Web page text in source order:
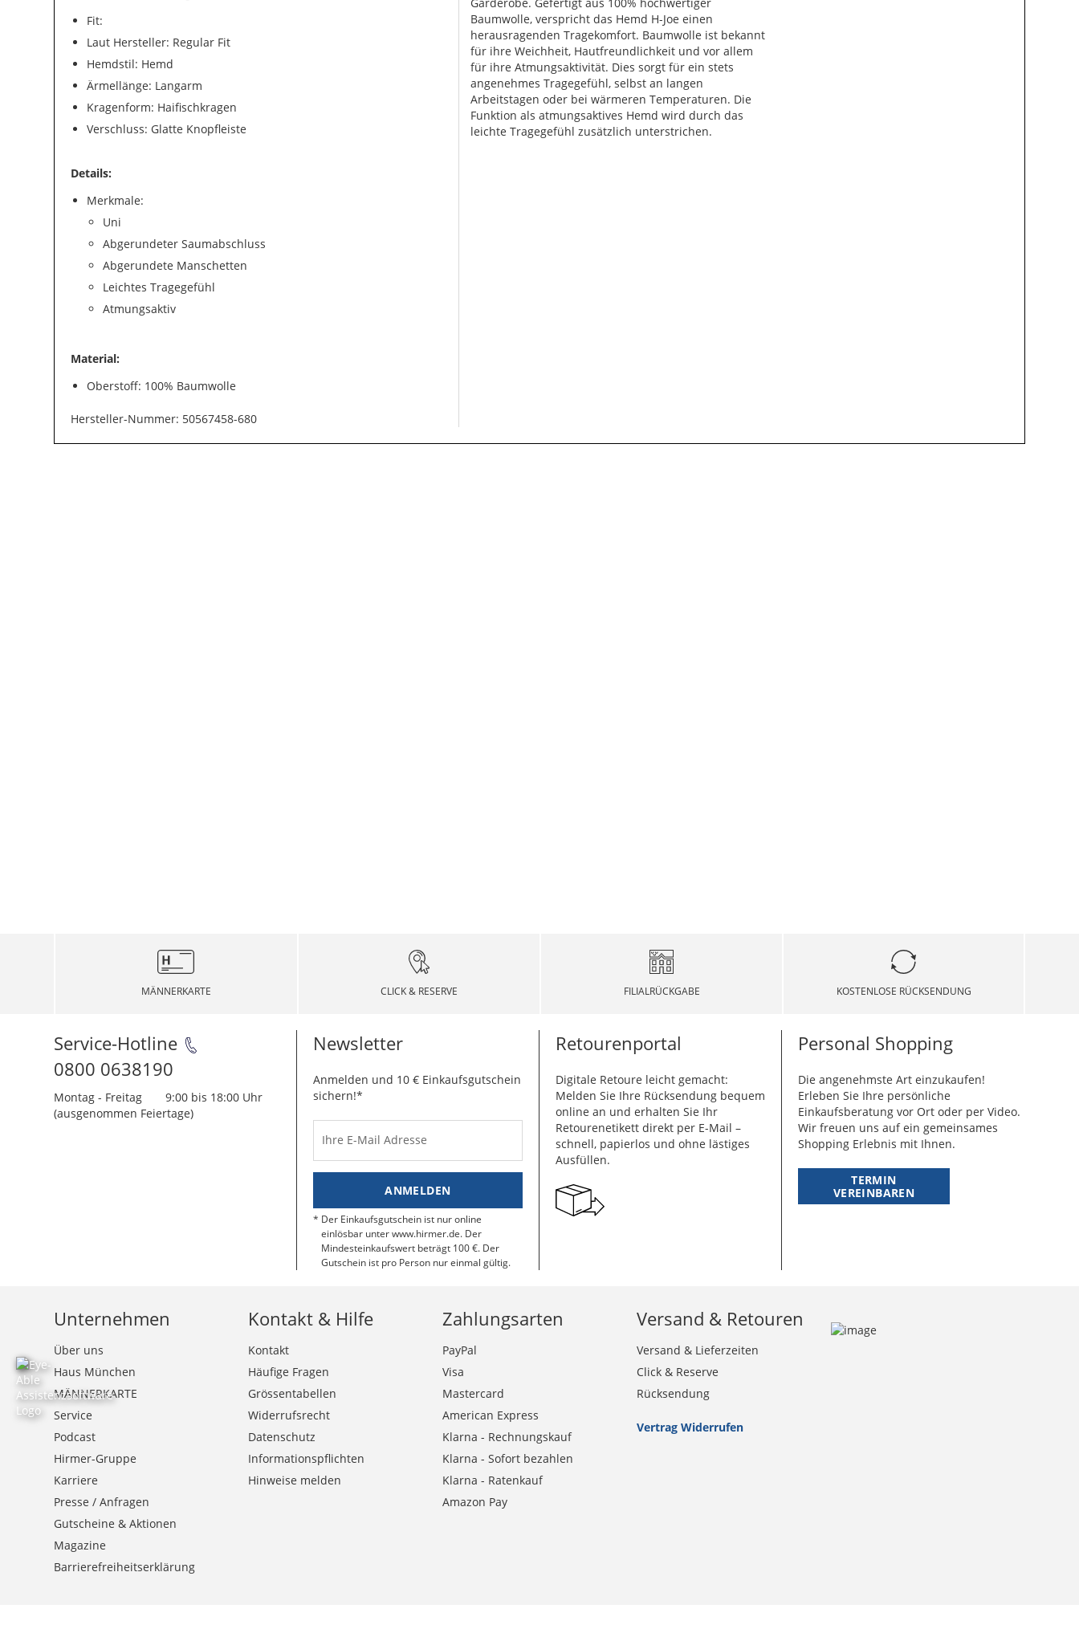
Fit:
Laut Hersteller: Regular Fit
Hemdstil: Hemd
Ärmellänge: Langarm
Kragenform: Haifischkragen
Verschluss: Glatte Knopfleiste
Details:
Merkmale:
Uni
Abgerundeter Saumabschluss
Abgerundete Manschetten
Leichtes Tragegefühl
Atmungsaktiv
Material:
Oberstoff: 100% Baumwolle
Hersteller-Nummer: 50567458-680
Baumwolle, verspricht das Hemd H-Joe einen
herausragenden Tragekomfort. Baumwolle ist bekannt
für ihre Weichheit, Hautfreundlichkeit und vor allem
für ihre Atmungsaktivität. Dies sorgt für ein stets
angenehmes Tragegefühl, selbst an langen
Arbeitstagen oder bei wärmeren Temperaturen. Die
Funktion als atmungsaktives Hemd wird durch das
leichte Tragegefühl zusätzlich unterstrichen.
MÄNNERKARTE CLICK & RESERVE FILIALRÜCKGABE KOSTENLOSE RÜCKSENDUNG
Service-Hotline
0800 0638190
Montag - Freitag
9:00 bis 18:00 Uhr
(ausgenommen Feiertage)
Newsletter
Anmelden und 10 € Einkaufsgutschein
sichern!*
Ihre E-Mail Adresse
ANMELDEN
Der Einkaufsgutschein ist nur online
einlösbar unter www.hirmer.de. Der
Mindesteinkaufswert beträgt 100 €. Der
Gutschein ist pro Person nur einmal gültig.
Retourenportal
Digitale Retoure leicht gemacht:
Melden Sie Ihre Rücksendung bequem
online an und erhalten Sie Ihr
Retourenetikett direkt per E-Mail –
schnell, papierlos und ohne lästiges
Ausfüllen.
Personal Shopping
Die angenehmste Art einzukaufen!
Erleben Sie Ihre persönliche
Einkaufsberatung vor Ort oder per Video.
Wir freuen uns auf ein gemeinsames
Shopping Erlebnis mit Ihnen.
TERMIN
VEREINBAREN
Unternehmen
Über uns
Haus München
MÄNNERKARTE
Service
Podcast
Hirmer-Gruppe
Karriere
Presse / Anfragen
Gutscheine & Aktionen
Magazine
Barrierefreiheitserklärung
Kontakt & Hilfe
Kontakt
Häufige Fragen
Grössentabellen
Widerrufsrecht
Datenschutz
Informationspflichten
Hinweise melden
Zahlungsarten
PayPal
Visa
Mastercard
American Express
Klarna - Rechnungskauf
Klarna - Sofort bezahlen
Klarna - Ratenkauf
Amazon Pay
Versand & Retouren
Versand & Lieferzeiten
Click & Reserve
Rücksendung
Vertrag Widerrufen